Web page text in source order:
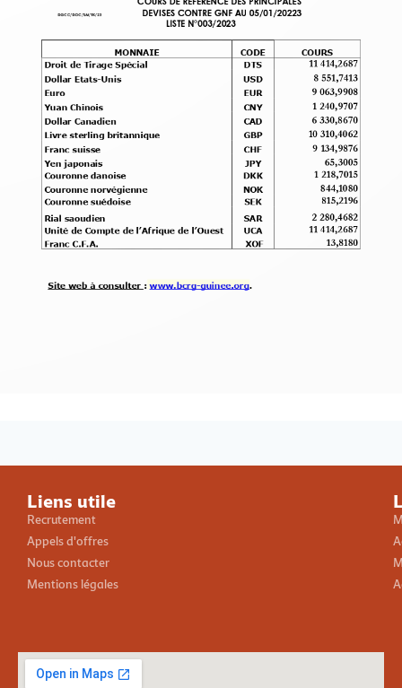
Liens utile
Recrutement
Appels d'offres
Nous contacter
Mentions légales